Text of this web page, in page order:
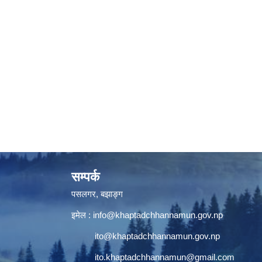
सम्पर्क
पसलगर, बझाङ्ग
इमेल : info@khaptadchhannamun.gov.np
ito@khaptadchhannamun.gov.np
ito.khaptadchhannamun@gmail.com